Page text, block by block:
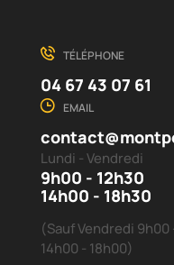
TÉLÉPHONE
04 67 43 07 61
EMAIL
Lundi - Vendredi
9h00 - 12h30
14h00 - 18h30
(Sauf Vendredi 9h00
14h00 - 18h00)